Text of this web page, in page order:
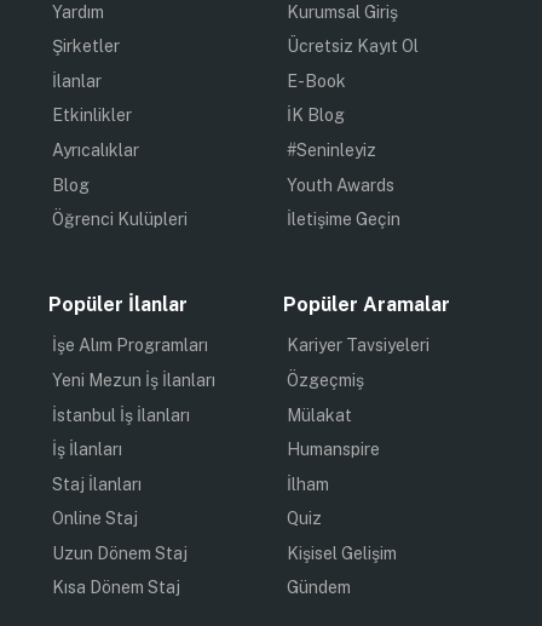
Yardım
Şirketler
İlanlar
Etkinlikler
Ayrıcalıklar
Blog
Öğrenci Kulüpleri
Kurumsal Giriş
Ücretsiz Kayıt Ol
E-Book
İK Blog
#Seninleyiz
Youth Awards
İletişime Geçin
Popüler İlanlar
İşe Alım Programları
Yeni Mezun İş İlanları
İstanbul İş İlanları
İş İlanları
Staj İlanları
Online Staj
Uzun Dönem Staj
Kısa Dönem Staj
Popüler Aramalar
Kariyer Tavsiyeleri
Özgeçmiş
Mülakat
Humanspire
İlham
Quiz
Kişisel Gelişim
Gündem